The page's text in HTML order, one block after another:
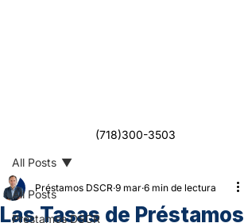
(718)300-3503
All Posts
Préstamos DSCR
All Posts
Las Tasas de Préstamos
Préstamos DSCR 9 mar 6 min de lectura